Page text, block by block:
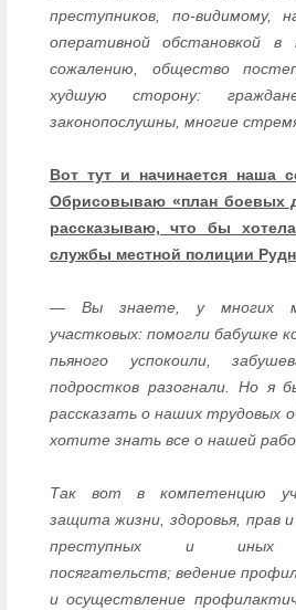
преступников, по-видимому,
оперативной обстановкой
сожалению, общество
худшую сторону:
законопослушны, многие
Вот тут и начинается наша
Обрисовываю «план боевых
рассказываю, что бы
службы местной полиции
— Вы знаете, у многих
участковых: помогли бабушке
пьяного успокоили,
подростков разогнали. Но я
рассказать о наших трудовых
хотите знать все о нашей
Так вот в компетенцию
защита жизни, здоровья, прав
преступных и иных
посягательств; ведение
и осуществление